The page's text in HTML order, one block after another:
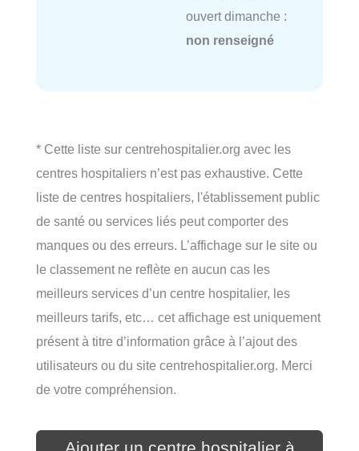
ouvert dimanche :
non renseigné
* Cette liste sur centrehospitalier.org avec les
centres hospitaliers n’est pas exhaustive. Cette
liste de centres hospitaliers, l'établissement public
de santé ou services liés peut comporter des
manques ou des erreurs. L’affichage sur le site ou
le classement ne reflète en aucun cas les
meilleurs services d’un centre hospitalier, les
meilleurs tarifs, etc… cet affichage est uniquement
présent à titre d’information grâce à l’ajout des
utilisateurs ou du site centrehospitalier.org. Merci
de votre compréhension.